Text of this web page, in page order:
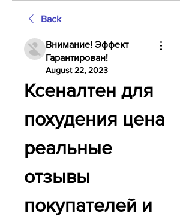
Back
Внимание! Эффект
Гарантирован!
August 22, 2023
Ксеналтен для
похудения цена
реальные
отзывы
покупателей и